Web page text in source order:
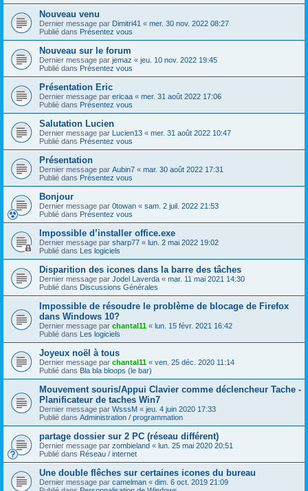
Nouveau venu
Dernier message par Dimitri41 « mer. 30 nov. 2022 08:27
Publié dans Présentez vous
Nouveau sur le forum
Dernier message par jemaz « jeu. 10 nov. 2022 19:45
Publié dans Présentez vous
Présentation Eric
Dernier message par ericaa « mer. 31 août 2022 17:06
Publié dans Présentez vous
Salutation Lucien
Dernier message par Lucien13 « mer. 31 août 2022 10:47
Publié dans Présentez vous
Présentation
Dernier message par Aubin7 « mar. 30 août 2022 17:31
Publié dans Présentez vous
Bonjour
Dernier message par 0towan « sam. 2 juil. 2022 21:53
Publié dans Présentez vous
Impossible d’installer office.exe
Dernier message par sharp77 « lun. 2 mai 2022 19:02
Publié dans Les logiciels
Disparition des icones dans la barre des tâches
Dernier message par Jodel Laverda « mar. 11 mai 2021 14:30
Publié dans Discussions Générales
Impossible de résoudre le problème de blocage de Firefox
dans Windows 10?
Dernier message par chantal11 « lun. 15 févr. 2021 16:42
Publié dans Les logiciels
Joyeux noël à tous
Dernier message par chantal11 « ven. 25 déc. 2020 11:14
Publié dans Bla bla bloops (le bar)
Mouvement souris/Appui Clavier comme déclencheur Tache -
Planificateur de taches Win7
Dernier message par WsssM « jeu. 4 juin 2020 17:33
Publié dans Administration / programmation
partage dossier sur 2 PC (réseau différent)
Dernier message par zombieland « lun. 25 mai 2020 20:51
Publié dans Réseau / internet
Une double flêches sur certaines icones du bureau
Dernier message par camelman « dim. 6 oct. 2019 21:09